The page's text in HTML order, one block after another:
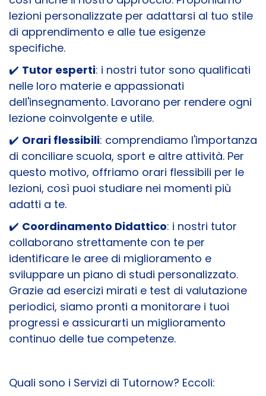
lezioni personalizzate per adattarsi al tuo stile
di apprendimento e alle tue esigenze
specifiche.
✔️ Tutor esperti: i nostri tutor sono qualificati
nelle loro materie e appassionati
dell'insegnamento. Lavorano per rendere ogni
lezione coinvolgente e utile.
✔️ Orari flessibili: comprendiamo l'importanza
di conciliare scuola, sport e altre attività. Per
questo motivo, offriamo orari flessibili per le
lezioni, così puoi studiare nei momenti più
adatti a te.
✔️ Coordinamento Didattico: i nostri tutor
collaborano strettamente con te per
identificare le aree di miglioramento e
sviluppare un piano di studi personalizzato.
Grazie ad esercizi mirati e test di valutazione
periodici, siamo pronti a monitorare i tuoi
progressi e assicurarti un miglioramento
continuo delle tue competenze.
Quali sono i Servizi di Tutornow? Eccoli: